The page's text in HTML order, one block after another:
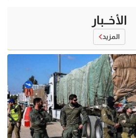
الأخــبار
المزيد